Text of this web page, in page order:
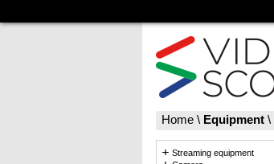
Home \ Equipment \
Streaming equipment